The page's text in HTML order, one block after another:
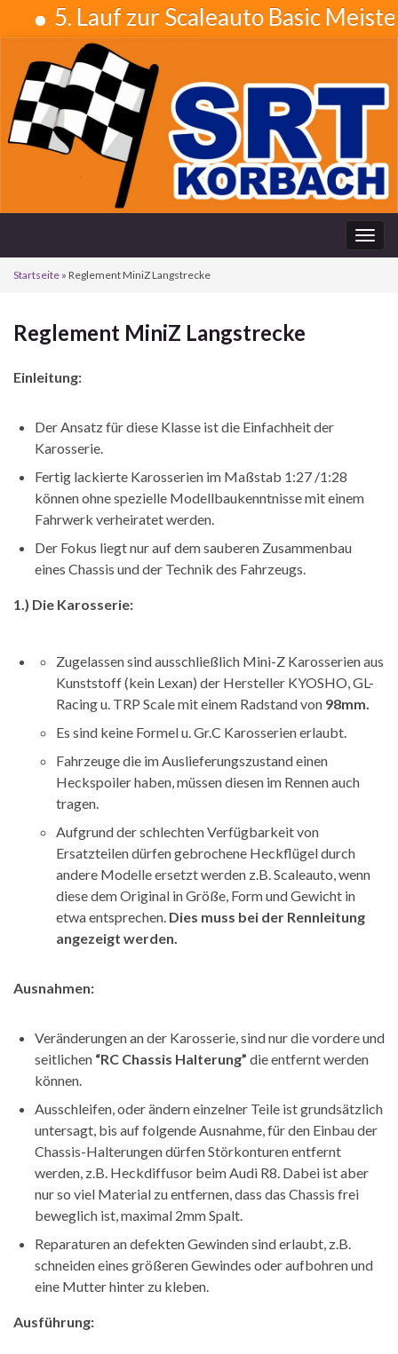
5. Lauf zur Scaleauto Basic
Startseite » Reglement MiniZ Langstrecke
Reglement MiniZ Langstrecke
Einleitung:
Der Ansatz für diese Klasse ist die Einfachheit der
Karosserie.
Fertig lackierte Karosserien im Maßstab 1:27 /1:28
können ohne spezielle Modellbaukenntnisse mit einem
Fahrwerk verheiratet werden.
Der Fokus liegt nur auf dem sauberen Zusammenbau
eines Chassis und der Technik des Fahrzeugs.
1.) Die Karosserie:
Zugelassen sind ausschließlich Mini-Z Karosserien aus
Kunststoff (kein Lexan) der Hersteller KYOSHO, GL-
Racing u. TRP Scale mit einem Radstand von 98mm.
Es sind keine Formel u. Gr.C Karosserien erlaubt.
Fahrzeuge die im Auslieferungszustand einen
Heckspoiler haben, müssen diesen im Rennen auch
tragen.
Aufgrund der schlechten Verfügbarkeit von
Ersatzteilen dürfen gebrochene Heckflügel durch
andere Modelle ersetzt werden z.B. Scaleauto, wenn
diese dem Original in Größe, Form und Gewicht in
etwa entsprechen. Dies muss bei der Rennleitung
angezeigt werden.
Ausnahmen:
Veränderungen an der Karosserie, sind nur die vordere und
seitlichen “RC Chassis Halterung” die entfernt werden
können.
Ausschleifen, oder ändern einzelner Teile ist grundsätzlich
untersagt, bis auf folgende Ausnahme, für den Einbau der
Chassis-Halterungen dürfen Störkonturen entfernt
werden, z.B. Heckdiffusor beim Audi R8. Dabei ist aber
nur so viel Material zu entfernen, dass das Chassis frei
beweglich ist, maximal 2mm Spalt.
Reparaturen an defekten Gewinden sind erlaubt, z.B.
schneiden eines größeren Gewindes oder aufbohren und
eine Mutter hinter zu kleben.
Ausführung: